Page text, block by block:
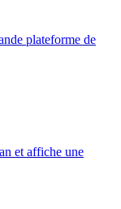
plateforme de
et affiche une